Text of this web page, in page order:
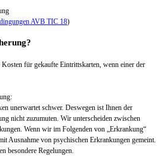
AVB TIC 18)
für gekaufte Eintrittskarten, wenn einer der
unerwartet schwer. Deswegen ist Ihnen der
nicht zuzumuten. Wir unterscheiden zwischen
Wenn wir im Folgenden von „Erkrankung“
Ausnahme von psychischen Erkrankungen gemeint.
besondere Regelungen.